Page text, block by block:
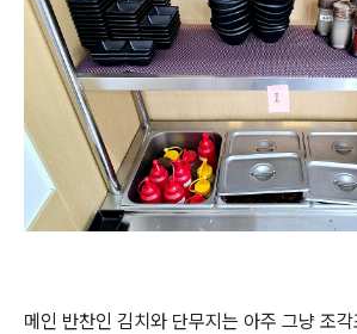
메인 반찬인 김치와 단무지는 아주 그냥 조